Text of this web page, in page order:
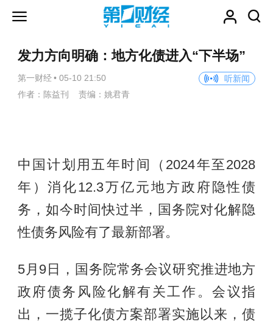
发力方向明确：地方化债进入“下半场”
第一财经 • 05-10 21:50
听新闻
作者：陈益刊 责编：姚君青
中国计划用五年时间（2024年至2028
年）消化12.3万亿元地方政府隐性债
务，如今时间快过半，国务院对化解隐
性债务风险有了最新部署。
5月9日，国务院常务会议研究推进地方
政府债务风险化解有关工作。会议指
出，一揽子化债方案部署实施以来，债